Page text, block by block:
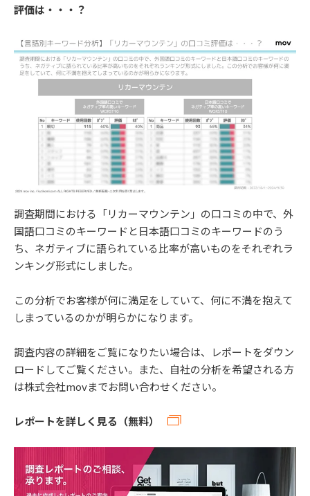
評価は・・・？
調査期間における「リカーマウンテン」の口コミの中で、外
国語口コミのキーワードと日本語口コミのキーワードのう
ち、ネガティブに語られている比率が高いものをそれぞれラ
ンキング形式にしました。
この分析でお客様が何に満足をしていて、何に不満を抱えて
しまっているのかが明らかになります。
調査内容の詳細をご覧になりたい場合は、レポートをダウン
ロードしてご覧ください。また、自社の分析を希望される方
は株式会社movまでお問い合わせください。
レポートを詳しく見る（無料）